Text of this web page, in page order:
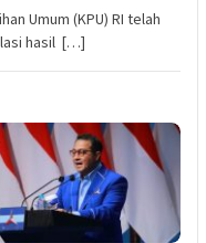
Umum (KPU) RI telah
hasil […]